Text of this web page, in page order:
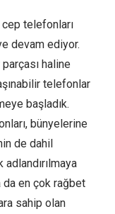
cep telefonları
devam ediyor.
parçası haline
telefonlar
başladık.
bünyelerine
de dahil
da en çok rağbet
sahip olan